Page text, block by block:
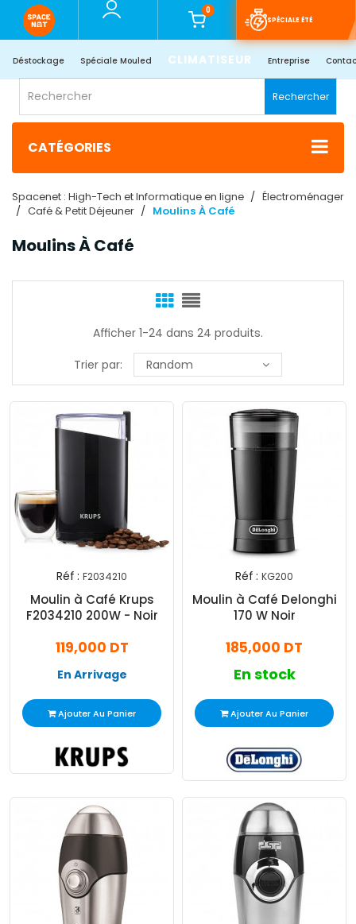
0
SPÉCIALE ÉTÉ
Déstockage Spéciale Mouled CLIMATISEUR Entreprise
Rechercher
CATÉGORIES
Spacenet : High-Tech et Informatique en ligne
Électroménager
Café & Petit Déjeuner
Moulins À Café
Moulins À Café
Afficher 1-24 dans 24 produits.
Trier par:
Random
Réf : F2034210
Moulin à Café Krups
F2034210 200W - Noir
119,000 DT
En Arrivage
Ajouter Au Panier
Réf : KG200
Moulin à Café Delonghi
170 W Noir
185,000 DT
En stock
Ajouter Au Panier